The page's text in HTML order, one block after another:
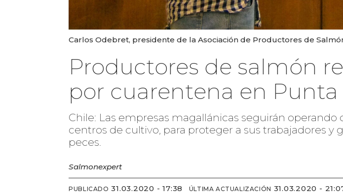
Carlos Odebret, presidente de la Asociación de Productores de
Productores de salmón
por cuarentena en Punta
Chile: Las empresas magallánicas seguirán
centros de cultivo, para proteger a sus trabajadores
peces.
Salmonexpert
PUBLICADO 31.03.2020 - 17:38 ÚLTIMA ACTUALIZACIÓN 31.03.2020 -